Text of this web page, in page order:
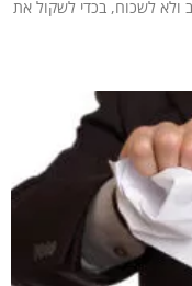
ולא לשכוח, בכדי לשקול את